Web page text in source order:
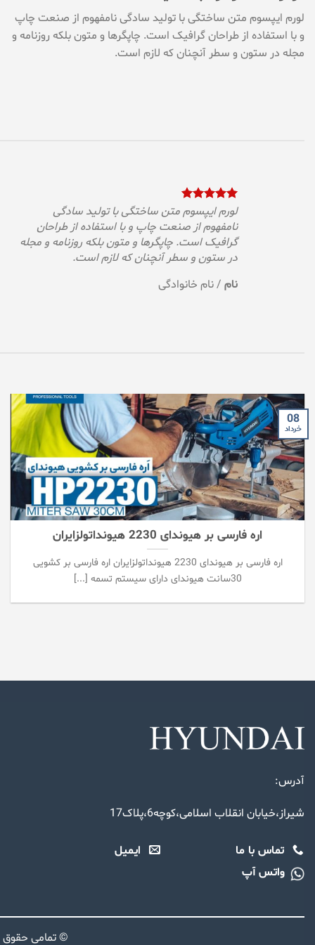
لورم ایپسوم متن ساختگی با تولید سادگی نامفهوم از صنعت چاپ
و با استفاده از طراحان گرافیک است. چاپگرها و متون بلکه روزنامه و
مجله در ستون و سطر آنچنان که لازم است.
لورم ایپسوم متن ساختگی با تولید سادگی
نامفهوم از صنعت چاپ و با استفاده از طراحان
گرافیک است. چاپگرها و متون بلکه روزنامه و مجله
در ستون و سطر آنچنان که لازم است.
نام /نام خانوادگی
اره فارسی بر هیوندای 2230 هیونداتولزایران
اره فارسی بر هیوندای 2230 هیونداتولزایران اره فارسی بر کشویی
30سانت هیوندای دارای سیستم تسمه [...]
08
خرداد
آدرس:
شیراز،خیابان انقلاب اسلامی،کوچه6،پلاک17
تماس با ما ایمیل
واتس آپ
© تمامی حقوق